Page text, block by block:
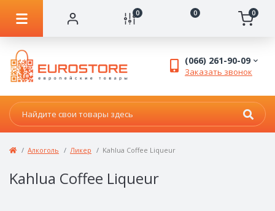
0 0 0
(066) 261-90-09
Заказать звонок
Алкоголь Ликер Kahlua Coffee Liqueur
Kahlua Coffee Liqueur